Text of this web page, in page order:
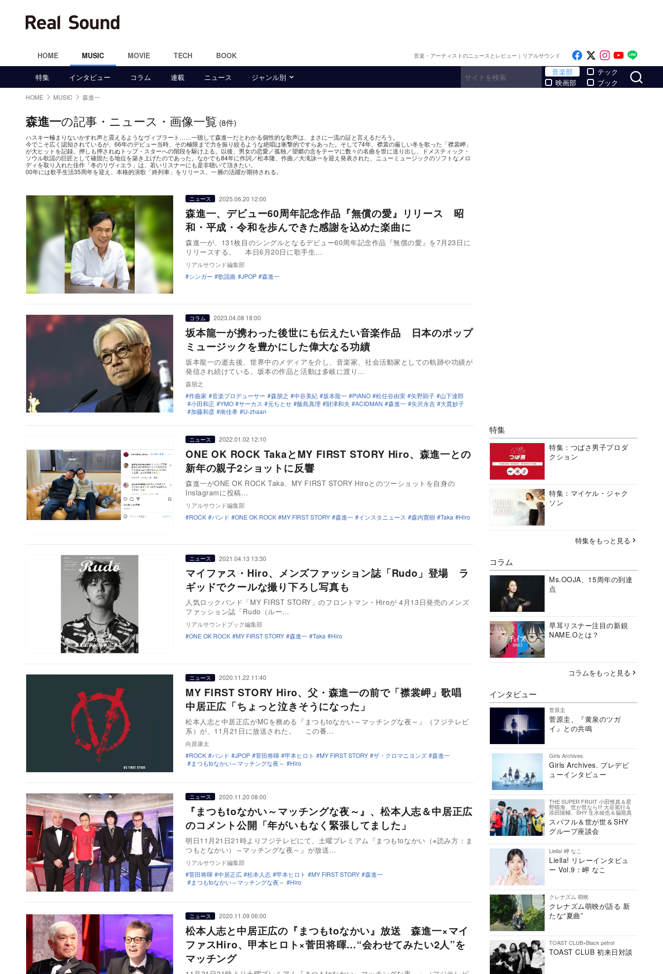
HOME MUSIC MOVIE TECH BOOK 音楽・アーティストのニュースとレビュー｜リアルサウンド Like on Facebook
Follow on x
Follow on
Follow
特集 インタビュー コラム 連載 ニュース ジャンル別
音楽部
映画部
テック
ブック
HOME MUSIC 森進一
森進一の記事・ニュース・画像一覧 (8件)
ハスキー極まりないかすれ声と震えるようなヴィブラート……一聴して森進一だとわかる個性的な歌声は、まさに一流の証と言えるだろう。
今でこそ広く認知されているが、66年のデビュー当時、その極限まで力を振り絞るような絶唱は衝撃的ですらあった。そして74年、襟裳の厳しい冬を歌った「襟裳岬」
が大ヒットを記録。押しも押されぬトップ・スターへの階段を駆け上る。以後、男女の恋愛／孤独／望郷の念をテーマに数々の名曲を世に送り出し、ドメスティック・
ソウル歌謡の巨匠として確固たる地位を築き上げたのであった。なかでも84年に作詞／松本隆、作曲／大滝詠一を迎え発表された、ニューミュージックのソフトなメロ
ディを取り入れた佳作「冬のリヴィエラ」は、若いリスナーにも是非聴いて頂きたい。
00年には歌手生活35周年を迎え、本格的演歌「終列車」をリリース。一層の活躍が期待される。
ニュース 2025.06.20 12:00
森進一、デビュー60周年記念作品『無償の愛』リリース 昭
和・平成・令和を歩んできた感謝を込めた楽曲に
森進一が、131枚目のシングルとなるデビュー60周年記念作品『無償の愛』を7月23日に
リリースする。 本日6月20日に歌手生…
リアルサウンド編集部
シンガー
歌謡曲 JPOP 森進一
コラム 2023.04.08 18:00
坂本龍一が携わった後世にも伝えたい音楽作品 日本のポップ
ミュージックを豊かにした偉大なる功績
坂本龍一の逝去後、世界中のメディアを介し、音楽家、社会活動家としての軌跡や功績が
発信され続けている。坂本の作品と活動は多岐に渡り…
森朋之
作曲家
音楽プロデューサー 森朋之 中谷美紀 坂本龍一 PIANO 松任谷由実 矢野顕子
山下達郎
小田和正
YMO サーカス 元ちとせ 飯島真理 財津和夫 ACIDMAN 森進一 矢沢永吉
大貫妙子
加藤和彦
南佳孝 U-zhaan
ニュース 2022.01.02 12:10
ONE OK ROCK TakaとMY FIRST STORY Hiro、森進一との
新年の親子2ショットに反響
森進一がONE OK ROCK Taka、MY FIRST STORY Hiroとのツーショットを自身の
Instagramに投稿…
リアルサウンド編集部
ROCK
バンド ONE OK ROCK MY FIRST STORY 森進一 インスタニュース 森内寛樹 Taka Hiro
ニュース 2021.04.13 13:30
マイファス・Hiro、メンズファッション誌「Rudo」登場 ラ
ギッドでクールな撮り下ろし写真も
人気ロックバンド「MY FIRST STORY」のフロントマン・Hiroが 4月13日発売のメンズ
ファッション誌「Rudo（ルー…
リアルサウンドブック編集部
ONE OK ROCK
MY FIRST STORY 森進一 Taka Hiro
ニュース 2020.11.22 11:40
MY FIRST STORY Hiro、父・森進一の前で「襟裳岬」歌唱
中居正広「ちょっと泣きそうになった」
松本人志と中居正広がMCを務める『まつもtoなかい～マッチングな夜～』（フジテレビ
系）が、11月21日に放送された。 この番…
向原康太
ROCK
バンド JPOP 菅田将暉 甲本ヒロト MY FIRST STORY ザ・クロマニヨンズ
森進一
まつもtoなかい～マッチングな夜～
Hiro
ニュース 2020.11.20 08:00
『まつもtoなかい～マッチングな夜～』、松本人志＆中居正広
のコメント公開「年がいもなく緊張してました」
明日11月21日21時よりフジテレビにて、土曜プレミアム『まつもtoなかい（※読み方：ま
つもとなかい）～マッチングな夜～』が放送…
リアルサウンド編集部
菅田将暉
中居正広 松本人志 甲本ヒロト MY FIRST STORY
森進一
まつもtoなかい～マッチングな夜～
Hiro
ニュース 2020.11.09 06:00
松本人志と中居正広の『まつもtoなかい』放送 森進一×マイ
ファスHiro、甲本ヒロト×菅田将暉…“会わせてみたい2人”を
マッチング
特集
特集：つばさ男子プロダ
クション
特集：マイケル・ジャク
ソン
特集をもっと見る
コラム
Ms.OOJA、15周年の到達
点
早耳リスナー注目の新鋭
NAME.Oとは？
コラムをもっと見る
インタビュー
菅原圭
菅原圭、『黄泉のツガ
イ』との共鳴
Girls Archives.
Girls Archives. プレデビ
ューインタビュー
THE SUPER FRUIT 小田惟真＆星
野晴海、世が世なら!!! 大谷篤行＆
添田陵輔、SHY 生水稜也＆脇龍真
スパフル＆世が世＆SHY
グループ座談会
Liella! 岬 なこ
Liella! リレーインタビュ
ー Vol.9：岬 なこ
クレナズム 萌映
クレナズム萌映が語る 新
たな“夏曲”
TOAST CLUB×Black petrol
TOAST CLUB 初来日対談